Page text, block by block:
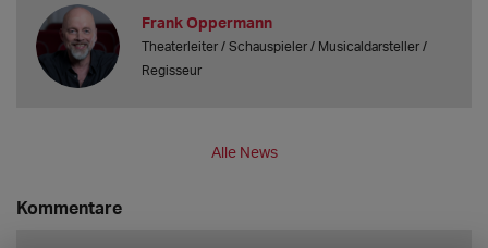
Frank Oppermann
Theaterleiter / Schauspieler / Musicaldarsteller /
Regisseur
Alle News
Kommentare